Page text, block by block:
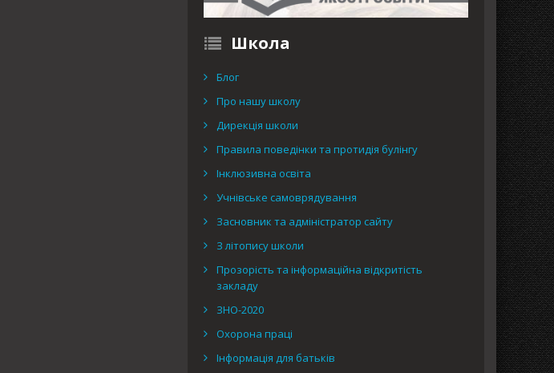
Школа
Блог
Про нашу школу
Дирекція школи
Правила поведінки та протидія булінгу
Інклюзивна освіта
Учнівське самоврядування
Засновник та адміністратор сайту
З літопису школи
Прозорість та інформаційна відкритість
закладу
ЗНО-2020
Охорона праці
Інформація для батьків